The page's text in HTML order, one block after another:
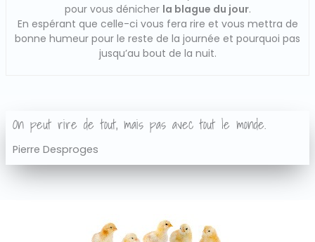
pour vous dénicher la blague du jour.
En espérant que celle-ci vous fera rire et vous mettra de
bonne humeur pour le reste de la journée et pourquoi pas
jusqu’au bout de la nuit.
On peut rire de tout, mais pas avec tout le monde.
Pierre Desproges